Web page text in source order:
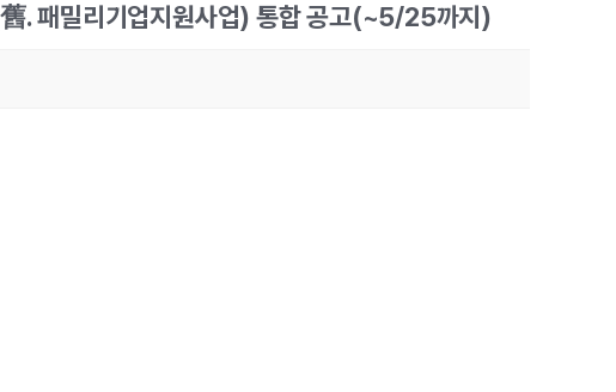
. 패밀리기업지원사업) 통합 공고(~5/25까지)